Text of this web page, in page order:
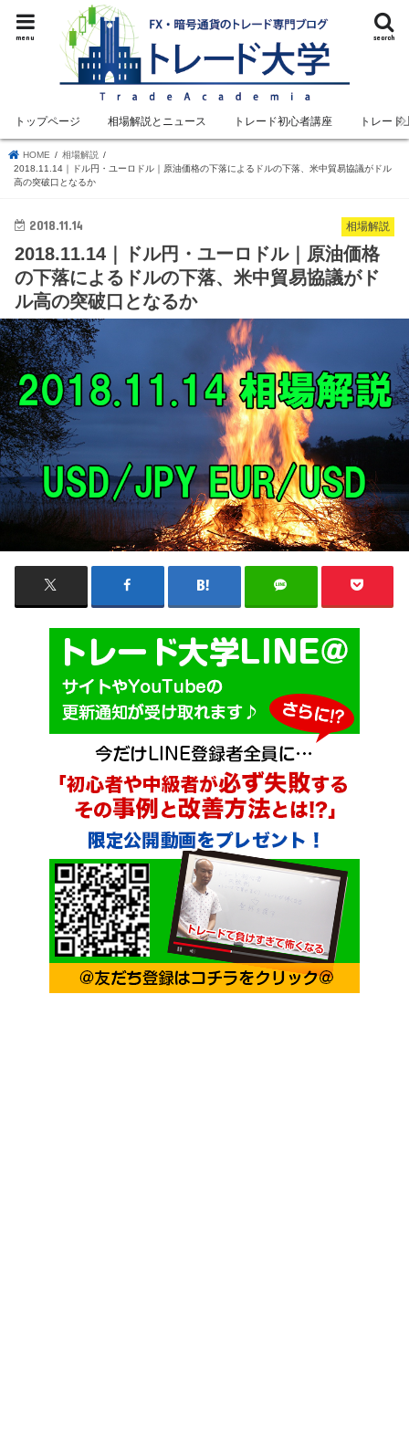
search
menu
トップページ 相場解説とニュース トレード初心者講座 トレード
HOME
相場解説
2018.11.14｜ドル円・ユーロドル｜原油価格の下落によるドルの下落、米中貿易協議がドル
高の突破口となるか
相場解説
2018.11.14
2018.11.14｜ドル円・ユーロドル｜原油価格
の下落によるドルの下落、米中貿易協議がド
ル高の突破口となるか